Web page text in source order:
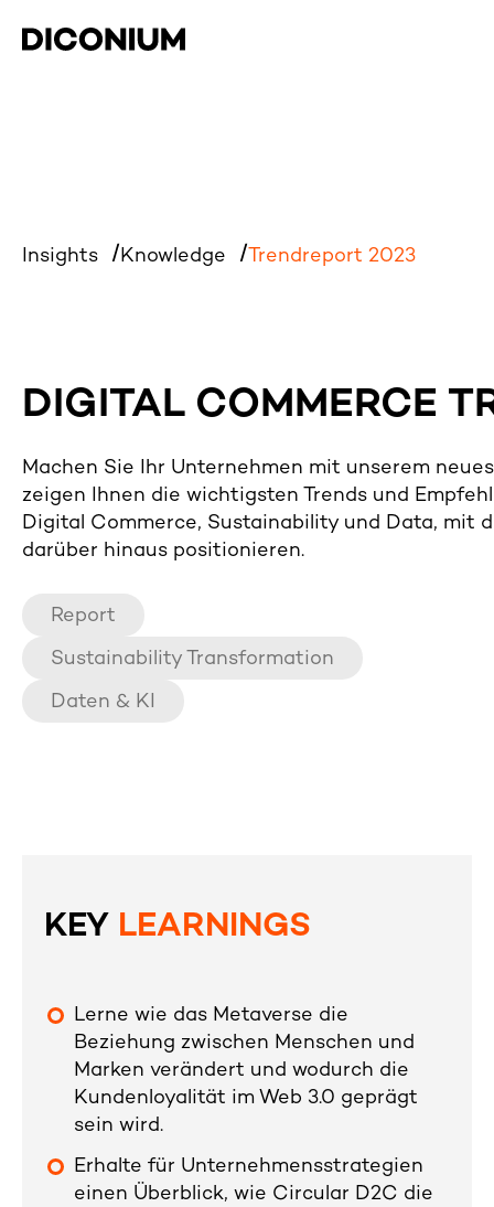
Insights Knowledge Trendreport 2023
DIGITAL COMMERCE
Machen Sie Ihr Unternehmen mit unserem
zeigen Ihnen die wichtigsten Trends und
Digital Commerce, Sustainability und Data, mit
darüber hinaus positionieren.
Report
Sustainability Transformation
Daten & KI
KEY LEARNINGS
Lerne wie das Metaverse die
Beziehung zwischen Menschen und
Marken verändert und wodurch die
Kundenloyalität im Web 3.0 geprägt
sein wird.
Erhalte für Unternehmensstrategien
einen Überblick, wie Circular D2C die